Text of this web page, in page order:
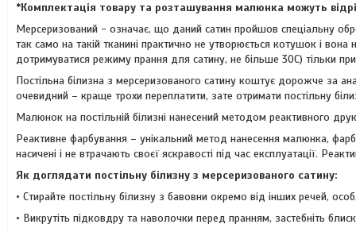
*Комплектація товару та розташування малюнка можуть
Мерсеризований - означає, що даний сатин пройшов спеціальну
так само на такій тканині практично не утворюється котушок і
дотримуватися режиму прання для сатину, не більше 30С) тільки
Постільна білизна з мерсеризованого сатину коштує дорожче за
очевидний – краще трохи переплатити, зате отримати постільну
Малюнок на постільній білизні нанесений методом реактивного
Реактивне фарбування – унікальний метод нанесення малюнка,
насичені і не втрачають своєї яскравості під час експлуатації.
Як доглядати постільну білизну з мерсеризованого сатину:
• Стирайте постільну білизну з бавовни окремо від інших речей,
• Викрутіть підковдру та наволочки перед пранням, застебніть